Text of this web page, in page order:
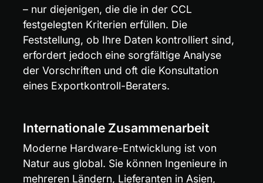
– nur diejenigen, die die in der CCL
festgelegten Kriterien erfüllen. Die
Feststellung, ob Ihre Daten kontrolliert sind,
erfordert jedoch eine sorgfältige Analyse
der Vorschriften und oft die Konsultation
eines Exportkontroll-Beraters.
Internationale Zusammenarbeit
Moderne Hardware-Entwicklung ist von
Natur aus global. Sie können Ingenieure in
mehreren Ländern, Lieferanten in Asien,